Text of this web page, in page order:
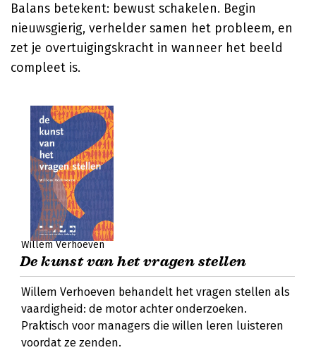
Balans betekent: bewust schakelen. Begin
nieuwsgierig, verhelder samen het probleem, en
zet je overtuigingskracht in wanneer het beeld
compleet is.
Willem Verhoeven
De kunst van het vragen stellen
Willem Verhoeven behandelt het vragen stellen als
vaardigheid: de motor achter onderzoeken.
Praktisch voor managers die willen leren luisteren
voordat ze zenden.